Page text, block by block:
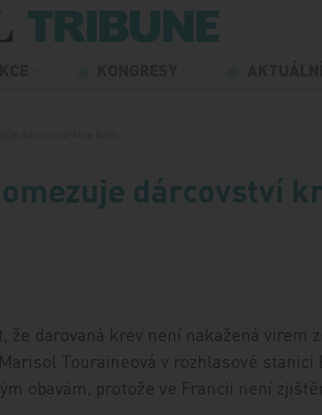
dárcovství
že darovaná krev není nakažená virem
Touraineová v rozhlasové stanici
obavám, protože ve Francii není